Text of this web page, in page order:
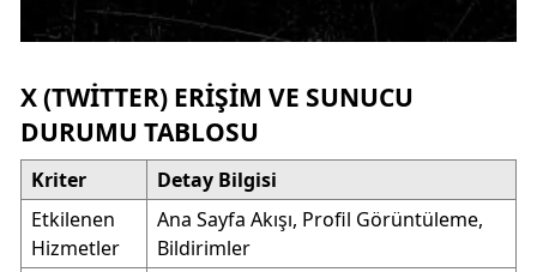
X (TWITTER) ERIŞIM VE SUNUCU
DURUMU TABLOSU
Kriter
Detay Bilgisi
Etkilenen
Hizmetler
Ana Sayfa Akışı, Profil Görüntüleme,
Bildirimler